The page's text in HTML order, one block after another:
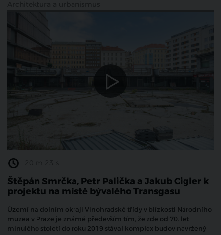
Štěpán Smrčka, Petr Palička a Jakub Cigler k
projektu na místě bývalého Transgasu
Území na dolním okraji Vinohradské třídy v blízkosti Národního
muzea v Praze je známé především tím, že zde od 70. let
minulého století do roku 2019 stával komplex budov navržený